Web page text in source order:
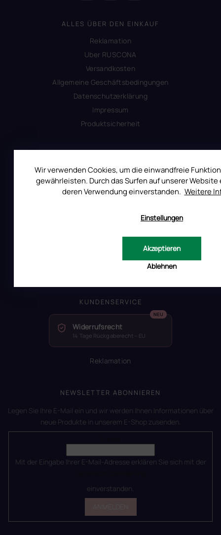
Wir verwenden Cookies, um die einwandfreie
gewährleisten. Durch das Surfen auf unserer Website
deren Verwendung einverstanden. Weitere
Einstellungen
Ablehnen
Akzeptieren
ALLES ÜBER DEN EINKAUF
Reklamation
Uber RUSCONA
Versandkosten
Allgemeine Geschäftsbedingungen
Datenschutzerklärung
Impressum
Produktsicherheit
Kontakt
Warum Ruscona
Glossar der Begriffe
KUNDENSERVICE
Widerrufsrecht
14 Tage Rückgaberecht – EU
Reklamation
NEWSLETTER ABONNIEREN
Legen Sie Ihre E-Mail ein und wir werden Ihnen Informationen über
neue Produkte in unserem E-Shop zusenden.
Mit der Eingabe Ihrer E-Mail-Adresse erklären Sie sich mit der
einverstanden.